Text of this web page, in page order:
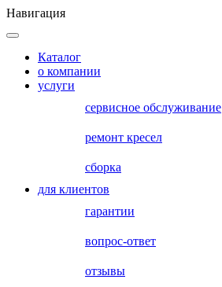
Навигация
Каталог
о компании
услуги
сервисное обслуживание
ремонт кресел
сборка
для клиентов
гарантии
вопрос-ответ
отзывы